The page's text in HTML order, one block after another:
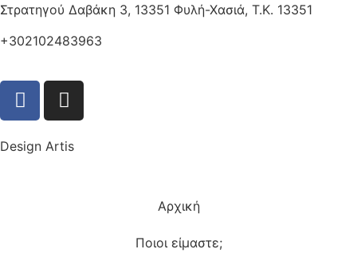
Στρατηγού Δαβάκη 3, 13351 Φυλή-Χασιά, Τ.Κ. 13351
+302102483963
Design Artis
Αρχική
Ποιοι είμαστε;